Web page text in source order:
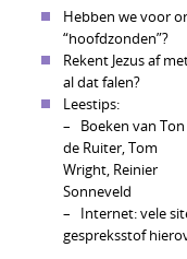
Hebben we voor
“hoofdzonden”?
Rekent Jezus af
al dat falen?
Leestips:
– Boeken van Ton
de Ruiter, Tom
Wright, Reinier
Sonneveld
– Internet: vele
gespreksstof